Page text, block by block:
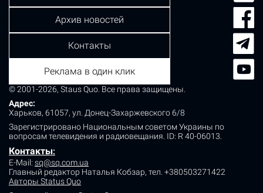
© 2001-2026, Staus Quo. Все права защищены.
Адрес:
Харьков, 61057, ул. Донец-Захаржевского 6/8
Зарегистрировано Национальным советом Украины по
вопросам телевидения и радиовещания. ID: R 40-06013.
Контакты:
E-Mail: sq@sq.com.ua
Главный редактор Наталья Кобзар, тел. +380503271422
Авторы Status Quo
Архив новостей
Контакты
Реклама в один клик